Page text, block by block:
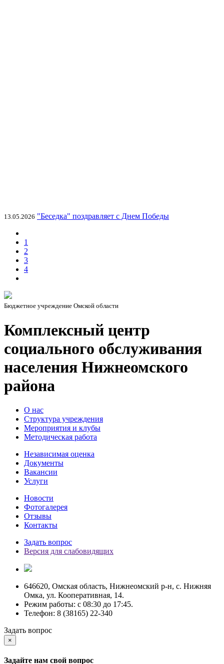
13.05.2026 "Беседка" поздравляет с Днем Победы
1
2
3
4
Бюджетное учреждение Омской области
Комплексный центр
социального обслуживания
населения Нижнеомского
района
О нас
Структура учреждения
Мероприятия и клубы
Методическая работа
Независимая оценка
Документы
Вакансии
Услуги
Новости
Фотогалерея
Отзывы
Контакты
Задать вопрос
Версия для слабовидящих
646620, Омская область, Нижнеомский р-н, с. Нижняя
Омка, ул. Кооперативная, 14.
Режим работы: c 08:30 до 17:45.
Телефон: 8 (38165) 22-340
Задать вопрос
×
Задайте нам свой вопрос